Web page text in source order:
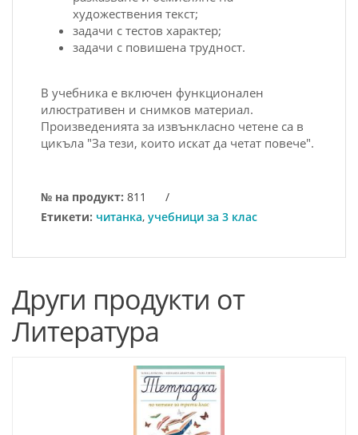
художествения текст;
задачи с тестов характер;
задачи с повишена трудност.
В учебника е включен функционален
илюстративен и снимков материал.
Произведенията за извънкласно четене са в
цикъла "За тези, които искат да четат повече".
№ на продукт: 811
/
Етикети: читанка, учебници за 3 клас
Други продукти от
Литература